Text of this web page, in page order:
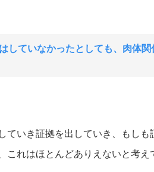
していなかったとしても、肉体関
ていき証拠を出していき、もしも
これはほとんどありえないと考え